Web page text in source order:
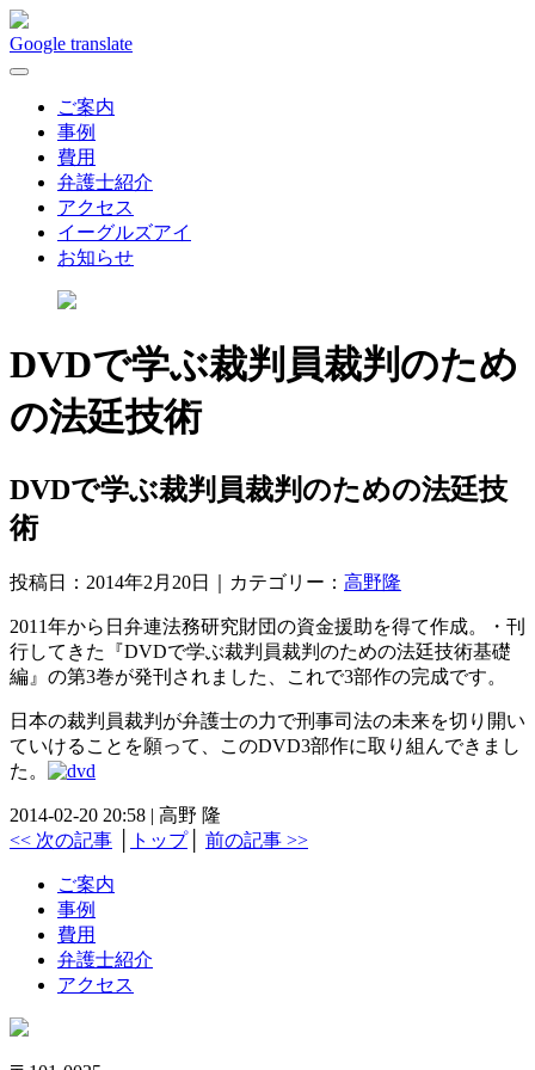
Google translate
開
ご案内
事例
費用
弁護士紹介
アクセス
イーグルズアイ
お知らせ
DVDで学ぶ裁判員裁判のため
の法廷技術
DVDで学ぶ裁判員裁判のための法廷技
術
投稿日：2014年2月20日｜カテゴリー： 高野隆
2011年から日弁連法務研究財団の資金援助を得て作成。・刊
行してきた『DVDで学ぶ裁判員裁判のための法廷技術基礎
編』の第3巻が発刊されました、これで3部作の完成です。
日本の裁判員裁判が弁護士の力で刑事司法の未来を切り開い
ていけることを願って、このDVD3部作に取り組んできまし
た。
2014-02-20 20:58 | 高野 隆
<< 次の記事
トップ│ 前の記事 >>
ご案内
事例
費用
弁護士紹介
アクセス